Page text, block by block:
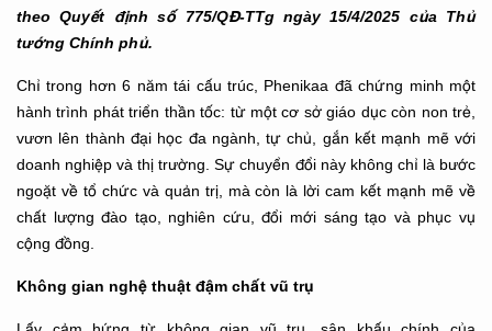
theo Quyết định số 775/QĐ-TTg ngày 15/4/2025 của Thủ
tướng Chính phủ.
Chỉ trong hơn 6 năm tái cấu trúc, Phenikaa đã chứng minh một
hành trình phát triển thần tốc: từ một cơ sở giáo dục còn non trẻ,
vươn lên thành đại học đa ngành, tự chủ, gắn kết mạnh mẽ với
doanh nghiệp và thị trường. Sự chuyển đổi này không chỉ là bước
ngoặt về tổ chức và quản trị, mà còn là lời cam kết mạnh mẽ về
chất lượng đào tạo, nghiên cứu, đổi mới sáng tạo và phục vụ
cộng đồng.
Không gian nghệ thuật đậm chất vũ trụ